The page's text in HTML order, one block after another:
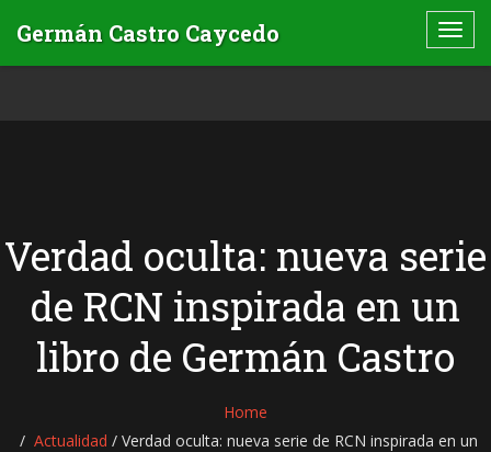
Verdad oculta: nueva serie
de RCN inspirada en un
libro de Germán Castro
Home
Actualidad /Verdad oculta: nueva serie de RCN inspirada en un